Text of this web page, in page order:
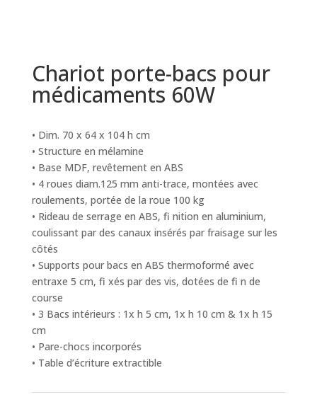
Chariot porte-bacs pour
médicaments 60W
• Dim. 70 x 64 x 104 h cm
• Structure en mélamine
• Base MDF, revêtement en ABS
• 4 roues diam.125 mm anti-trace, montées avec
roulements, portée de la roue 100 kg
• Rideau de serrage en ABS, fi nition en aluminium,
coulissant par des canaux insérés par fraisage sur les
côtés
• Supports pour bacs en ABS thermoformé avec
entraxe 5 cm, fi xés par des vis, dotées de fi n de
course
• 3 Bacs intérieurs : 1x h 5 cm, 1x h 10 cm & 1x h 15
cm
• Pare-chocs incorporés
• Table d’écriture extractible